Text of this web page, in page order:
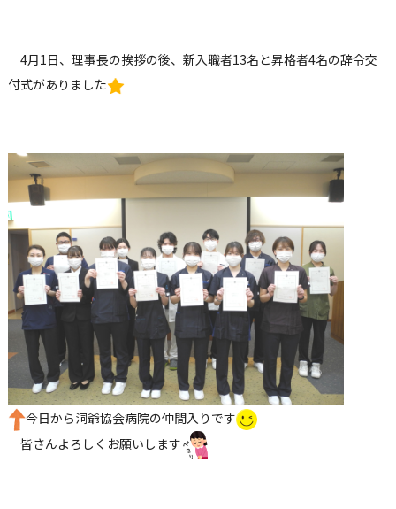
4月1日、理事長の挨拶の後、新入職者13名と昇格者4名の辞令交
付式がありました
今日から洞爺協会病院の仲間入りです
皆さんよろしくお願いします